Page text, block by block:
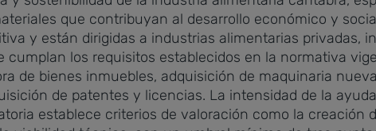
que contribuyan al desarrollo económico y
y están dirigidas a industrias alimentarias privadas,
los requisitos establecidos en la normativa
de bienes inmuebles, adquisición de maquinaria
de patentes y licencias. La intensidad de la
establece criterios de valoración como la creación